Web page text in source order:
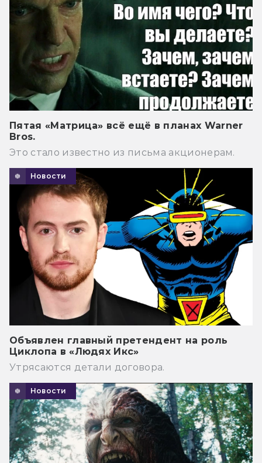
Пятая «Матрица» всё ещё в планах Warner
Bros.
Это стало известно из письма акционерам.
Новости
Объявлен главный претендент на роль
Циклопа в «Людях Икс»
Утрясаются детали договора.
Новости